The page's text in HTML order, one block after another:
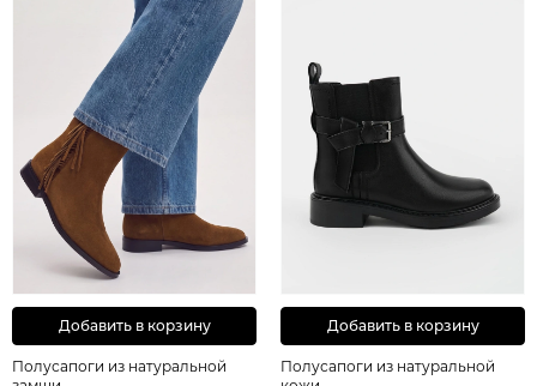
Добавить в корзину
Полусапоги из натуральной
Добавить в корзину
Полусапоги из натуральной